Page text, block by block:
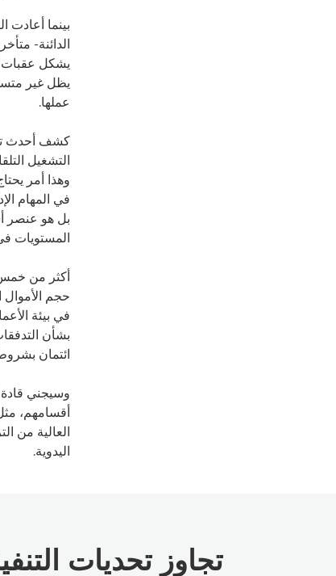
بينما أعادت
الدائنة-
يشكل عقبات
يظل غير
عملها.
كشف أحدث
وهذا أمر
في المهام
بل هو عنصر
المستويات
أكثر من خمس
حجم
في بيئة
بشأن
ائتمان
وسيجني قادة
أقسامهم،
العالية من
اليدوية.
تجاوز تحديات